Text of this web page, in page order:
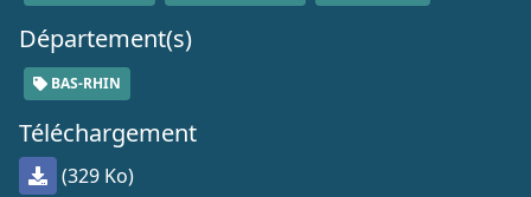
Département(s)
BAS-RHIN
Téléchargement
(329 Ko)